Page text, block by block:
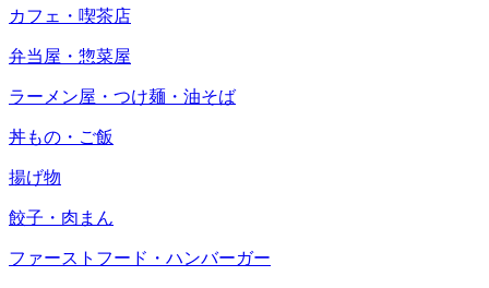
カフェ・喫茶店
弁当屋・惣菜屋
ラーメン屋・つけ麺・油そば
丼もの・ご飯
揚げ物
餃子・肉まん
ファーストフード・ハンバーガー